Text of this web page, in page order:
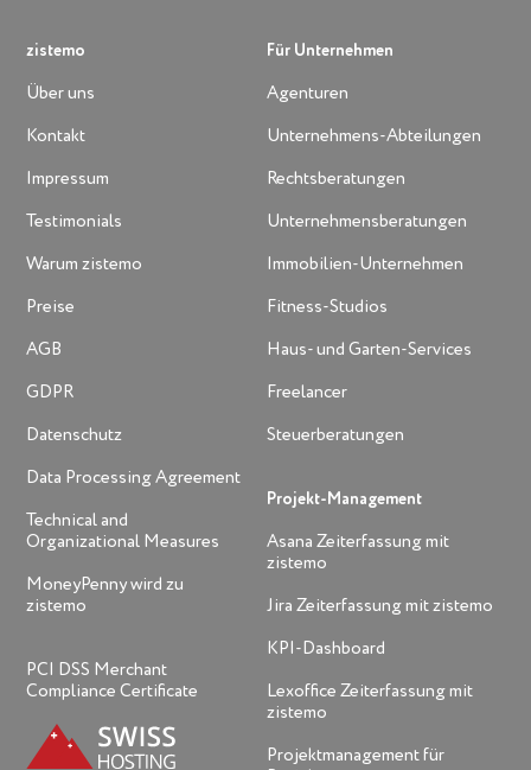
zistemo
Über uns
Kontakt
Impressum
Testimonials
Warum zistemo
Preise
AGB
GDPR
Datenschutz
Data Processing Agreement
Technical and
Organizational Measures
MoneyPenny wird zu
zistemo
PCI DSS Merchant
Compliance Certificate
Für Unternehmen
Agenturen
Unternehmens-Abteilungen
Rechtsberatungen
Unternehmensberatungen
Immobilien-Unternehmen
Fitness-Studios
Haus- und Garten-Services
Freelancer
Steuerberatungen
Projekt-Management
Asana Zeiterfassung mit
zistemo
Jira Zeiterfassung mit zistemo
KPI-Dashboard
Lexoffice Zeiterfassung mit
zistemo
Projektmanagement für